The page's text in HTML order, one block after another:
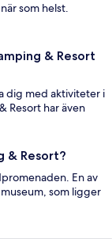
som helst.
& Resort
dig med aktiviteter i
Resort har även
& Resort?
En av
som ligger